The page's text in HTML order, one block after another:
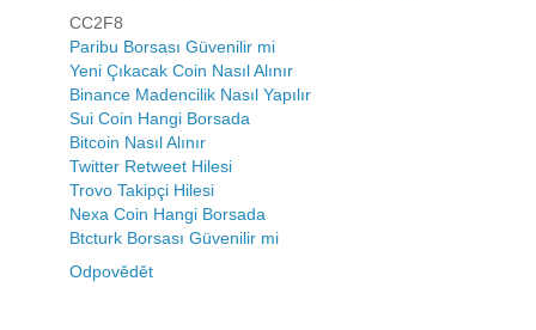
CC2F8
Paribu Borsası Güvenilir mi
Yeni Çıkacak Coin Nasıl Alınır
Binance Madencilik Nasıl Yapılır
Sui Coin Hangi Borsada
Bitcoin Nasıl Alınır
Twitter Retweet Hilesi
Trovo Takipçi Hilesi
Nexa Coin Hangi Borsada
Btcturk Borsası Güvenilir mi
Odpovědět